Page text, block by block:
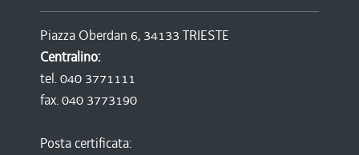
Piazza Oberdan 6, 34133 TRIESTE
Centralino:
tel. 040 3771111
fax. 040 3773190
Posta certificata: